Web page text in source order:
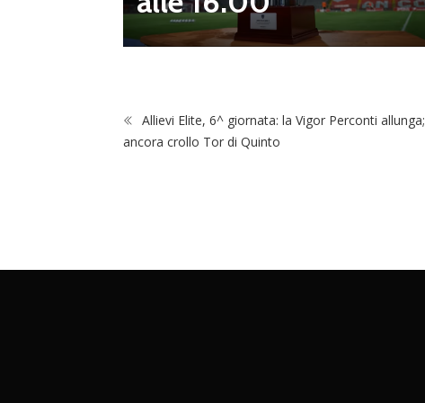
Allievi Elite, 6^ giornata: la Vigor Perconti allunga;
ancora crollo Tor di Quinto